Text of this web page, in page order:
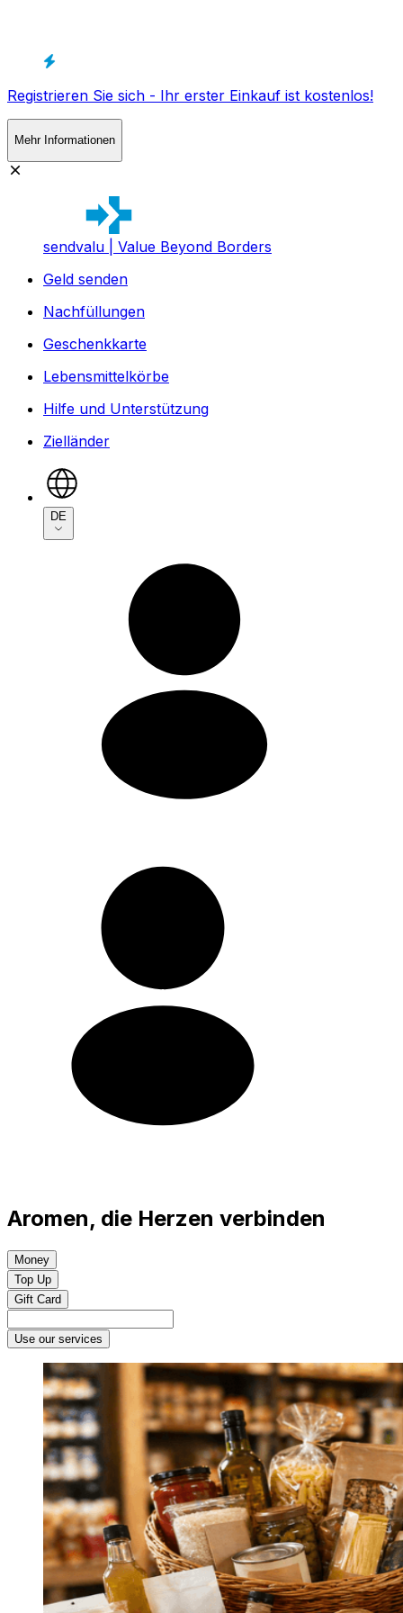
Registrieren Sie sich - Ihr erster Einkauf ist kostenlos!
Mehr Informationen
sendvalu | Value Beyond Borders
Geld senden
Nachfüllungen
Geschenkkarte
Lebensmittelkörbe
Hilfe und Unterstützung
Zielländer
DE
Aromen, die Herzen verbinden
Money
Top Up
Gift Card
Use our services